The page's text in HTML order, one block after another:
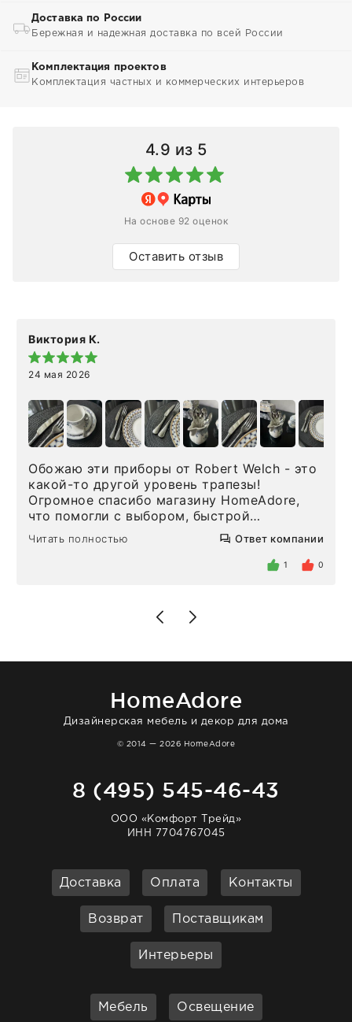
Доставка по России
Бережная и надежная доставка по всей России
Комплектация проектов
Комплектация частных и коммерческих интерьеров
4.9 из 5
На основе 92 оценок
Оставить отзыв
Виктория К.
24 мая 2026
Обожаю эти приборы от Robert Welch - это
какой-то другой уровень трапезы!
Огромное спасибо магазину HomeAdore,
что помогли с выбором, быстрой
доставкой и высоким сервисом. Один раз
была здесь лично, забирала чайные ложки,
внутри очень много антикварной посуды,
Позже заказывала остальные приборы -
доставили сдэком на следующий день к
отвечает очень быстро. Взаимодействием
Читать полностью Ответ компании
1 0
HomeAdore
Дизайнерская мебель и декор для дома
© 2014 — 2026 HomeAdore
8 (495) 545-46-43
ООО «Комфорт Трейд»
ИНН 7704767045
Доставка Оплата Контакты
Возврат Поставщикам
Интерьеры
Мебель Освещение